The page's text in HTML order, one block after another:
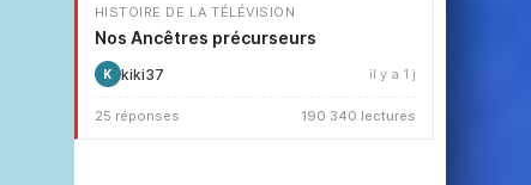
HISTOIRE DE LA TÉLÉVISION
Nos Ancêtres précurseurs
K kiki37 il y a 1 j
25 réponses 190 340 lectures